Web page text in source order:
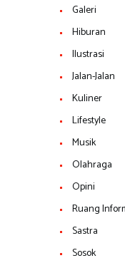
Galeri
Hiburan
Ilustrasi
Jalan-Jalan
Kuliner
Lifestyle
Musik
Olahraga
Opini
Ruang
Sastra
Sosok